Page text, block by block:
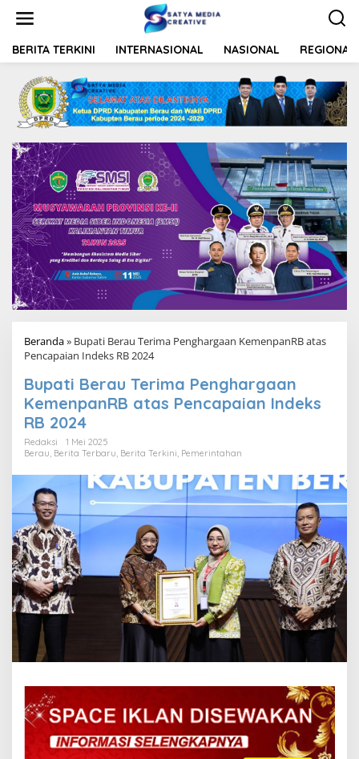
t
BERITA TERKINI INTERNASIONAL NASIONAL REGIONAL
Beranda» Bupati Berau Terima Penghargaan KemenpanRB atas
Pencapaian Indeks RB 2024
Bupati Berau Terima Penghargaan
KemenpanRB atas Pencapaian Indeks
RB 2024
Redaksi
1 Mei 2025
Berau Berita Terbaru Berita Terkini Pemerintahan